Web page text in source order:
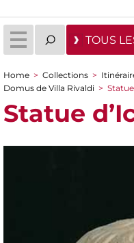
TOUS
You are here
Home > Collections >
Domus de Villa Rivaldi >
Statue